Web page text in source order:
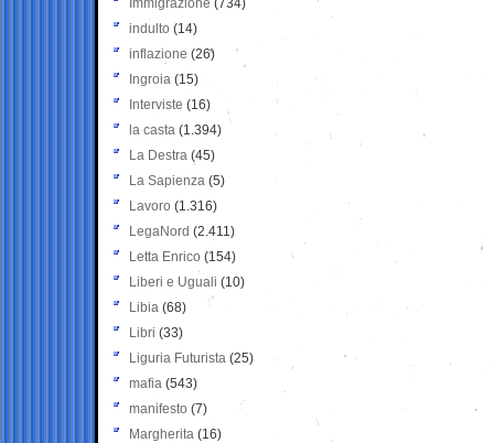
Immigrazione (734)
indulto (14)
inflazione (26)
Ingroia (15)
Interviste (16)
la casta (1.394)
La Destra (45)
La Sapienza (5)
Lavoro (1.316)
LegaNord (2.411)
Letta Enrico (154)
Liberi e Uguali (10)
Libia (68)
Libri (33)
Liguria Futurista (25)
mafia (543)
manifesto (7)
Margherita (16)